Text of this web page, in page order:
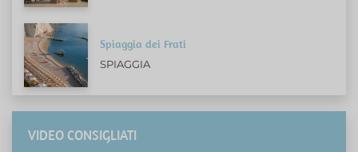
Spiaggia dei Frati
SPIAGGIA
VIDEO CONSIGLIATI